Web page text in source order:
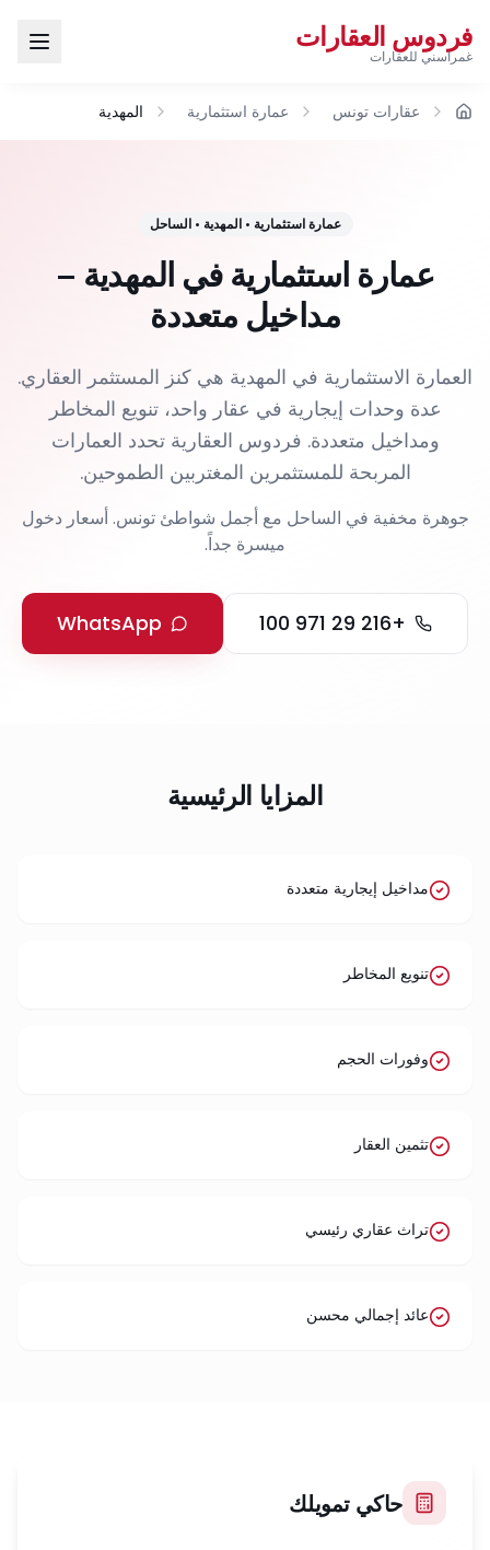
فردوس العقارات
غمراسني للعقارات
الرئيسية عقارات تونس عمارة استثمارية المهدية
عمارة استثمارية •المهدية •الساحل
عمارة استثمارية في المهدية –
مداخيل متعددة
العمارة الاستثمارية في المهدية هي كنز المستثمر العقاري.
عدة وحدات إيجارية في عقار واحد، تنويع المخاطر
ومداخيل متعددة. فردوس العقارية تحدد العمارات
المربحة للمستثمرين المغتربين الطموحين.
جوهرة مخفية في الساحل مع أجمل شواطئ تونس. أسعار دخول
ميسرة جداً.
WhatsApp +216 29 971 100
المزايا الرئيسية
مداخيل إيجارية متعددة
تنويع المخاطر
وفورات الحجم
تثمين العقار
تراث عقاري رئيسي
عائد إجمالي محسن
حاكي تمويلك